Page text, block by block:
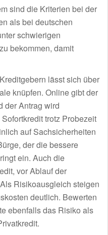
sind die Kriterien bei der
als bei deutschen
schwierigen
bekommen, damit
lässt sich über
knüpfen. Online gibt der
der Antrag wird
trotz Probezeit
auf Sachsicherheiten
der die bessere
ein. Auch die
vor Ablauf der
Risikoausgleich steigen
deutlich. Bewerten
ebenfalls das Risiko als